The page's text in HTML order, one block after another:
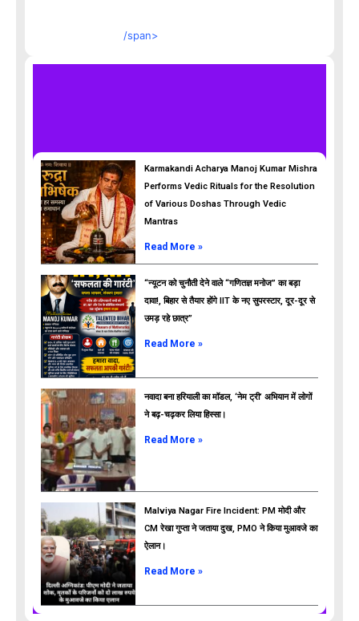
/span>
ads
Karmakandi Acharya Manoj Kumar Mishra
Performs Vedic Rituals for the Resolution
of Various Doshas Through Vedic
Mantras
Read More »
“न्यूटन को चुनौती देने वाले “गणितज्ञ मनोज” का बड़ा
दावा!, बिहार से तैयार होंगे IIT के नए सुपरस्टार, दूर-दूर से
उमड़ रहे छात्र”
Read More »
नवादा बना हरियाली का मॉडल, ‘नेम ट्री’ अभियान में लोगों
ने बढ़-चढ़कर लिया हिस्सा।
Read More »
Malviya Nagar Fire Incident: PM मोदी और
CM रेखा गुप्ता ने जताया दुख, PMO ने किया मुआवजे का
ऐलान।
Read More »